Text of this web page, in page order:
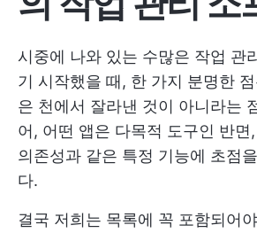
시중에 나와 있는 수많은 작업 관
기 시작했을 때, 한 가지 분명한
은 천에서 잘라낸 것이 아니라는
어, 어떤 앱은 다목적 도구인 반면
의존성과 같은 특정 기능에 초점
다.
결국 저희는 목록에 꼭 포함되어